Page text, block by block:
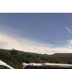
KÜLTÜR
MAGAZİN